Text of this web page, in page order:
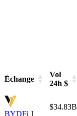
Échange
Vol
24h $
24h $
BYDFi 1
$34.83B